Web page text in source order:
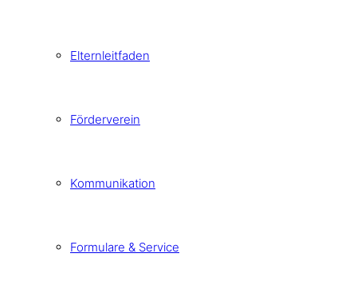
Elternleitfaden
Förderverein
Kommunikation
Formulare & Service